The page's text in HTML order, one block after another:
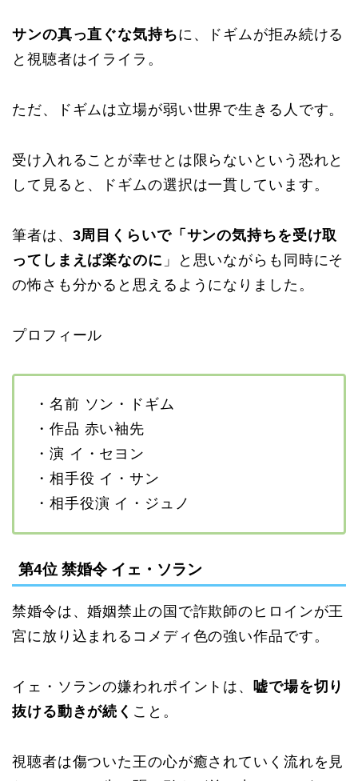
サンの真っ直ぐな気持ちに、ドギムが拒み続ける
と視聴者はイライラ。
ただ、ドギムは立場が弱い世界で生きる人です。
受け入れることが幸せとは限らないという恐れと
して見ると、ドギムの選択は一貫しています。
筆者は、 3周目くらいで「サンの気持ちを受け取
ってしまえば楽なのに 」と思いながらも同時にそ
の怖さも分かると思えるようになりました。
プロフィール
・名前 ソン・ドギム
・作品 赤い袖先
・演 イ・セヨン
・相手役 イ・サン
・相手役演 イ・ジュノ
第4位 禁婚令 イェ・ソラン
禁婚令は、婚姻禁止の国で詐欺師のヒロインが王
宮に放り込まれるコメディ色の強い作品です。
イェ・ソランの嫌われポイントは、嘘で場を切り
抜ける動きが続く こと。
視聴者は傷ついた王の心が癒されていく流れを見